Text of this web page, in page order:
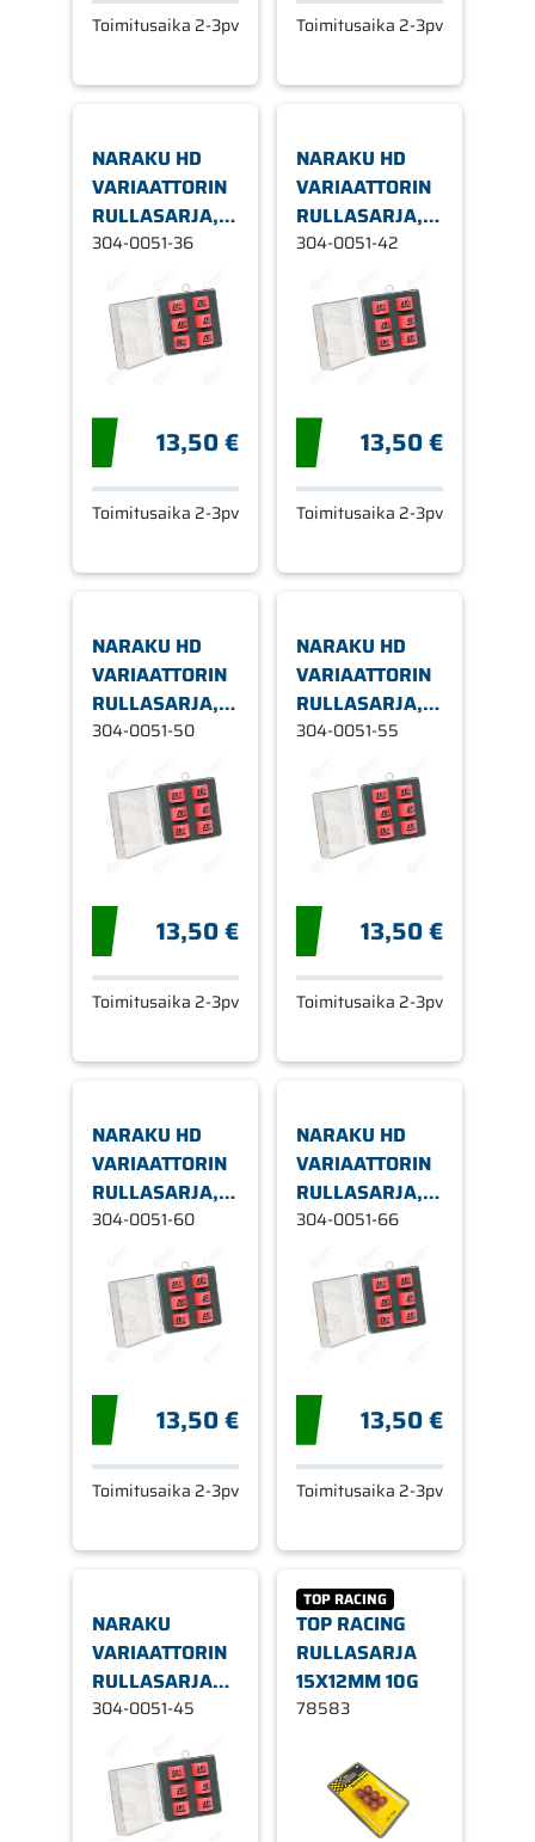
Toimitusaika 2-3pv Toimitusaika 2-3pv
NARAKU HD
VARIAATTORIN
RULLASARJA, Ø
15 X 12 MM
304-0051-36
13,50 €
Toimitusaika 2-3pv
NARAKU HD
VARIAATTORIN
RULLASARJA, Ø
15 X 12 MM 4,2G
304-0051-42
13,50 €
Toimitusaika 2-3pv
NARAKU HD
VARIAATTORIN
RULLASARJA, Ø
15 X 12 MM
304-0051-50
13,50 €
Toimitusaika 2-3pv
NARAKU HD
VARIAATTORIN
RULLASARJA, Ø
15 X 12 MM 5,5G
304-0051-55
13,50 €
Toimitusaika 2-3pv
NARAKU HD
VARIAATTORIN
RULLASARJA, Ø
15 X 12 MM
304-0051-60
13,50 €
Toimitusaika 2-3pv
NARAKU HD
VARIAATTORIN
RULLASARJA, Ø
15 X 12 MM
304-0051-66
13,50 €
Toimitusaika 2-3pv
NARAKU
VARIAATTORIN
RULLASARJA
HD Ø 15 X 12
304-0051-45
TOP RACING
TOP RACING
RULLASARJA
15X12MM 10G
78583